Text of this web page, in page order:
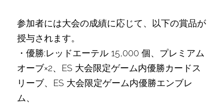
参加者には大会の成績に応じて、以下の賞品が
授与されます。
・優勝:レッドエーテル 15,000 個、プレミアム
オーブ×2、ES 大会限定ゲーム内優勝カードス
リーブ、ES 大会限定ゲーム内優勝エンブレ
ム、